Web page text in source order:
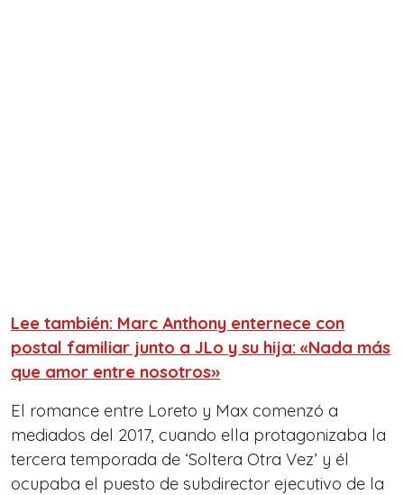
Lee también: Marc Anthony enternece con
postal familiar junto a JLo y su hija: «Nada más
que amor entre nosotros»
El romance entre Loreto y Max comenzó a
mediados del 2017, cuando ella protagonizaba la
tercera temporada de ‘Soltera Otra Vez’ y él
ocupaba el puesto de subdirector ejecutivo de la